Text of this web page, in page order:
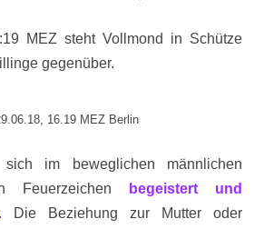
MEZ steht Vollmond in Schütze
gegenüber.
16.19 MEZ Berlin
im beweglichen männlichen
Feuerzeichen
begeistert und
. Die Beziehung zur Mutter oder